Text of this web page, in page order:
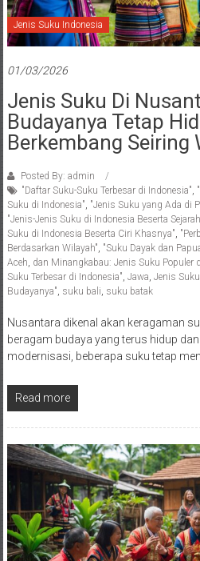
Jenis Suku Indonesia
01/03/2026
Jenis Suku Di
Budayanya Tetap
Berkembang Seiring
Posted By: admin
"Daftar Suku-Suku Terbesar di Indonesia",
Suku di Indonesia", "Jenis Suku yang Ada di
"Jenis-Jenis Suku di Indonesia Beserta
Suku di Indonesia Beserta Ciri Khasnya",
Berdasarkan Wilayah", "Suku Dayak dan
Aceh, dan Minangkabau: Jenis Suku Populer
Suku Terbesar di Indonesia", Jawa, Jenis
Budayanya", suku bali, suku batak
Nusantara dikenal akan keragaman
beragam budaya yang terus hidup
modernisasi, beberapa suku tetap
Read more